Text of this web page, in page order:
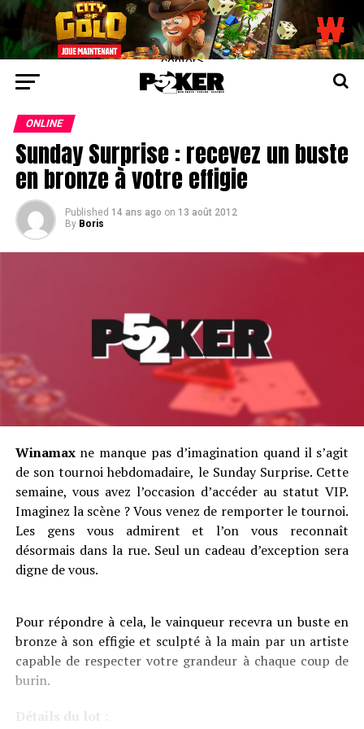
center>
ONLINE
Sunday Surprise : recevez un buste
en bronze à votre effigie
Published 14 ans ago on 13 août 2012
By Boris
Winamaxne manque pas d’imagination quand il s’agit
de son tournoi hebdomadaire, le Sunday Surprise. Cette
semaine, vous avez l’occasion d’accéder au statut VIP.
Imaginez la scène ? Vous venez de remporter le tournoi.
Les gens vous admirent et l’on vous reconnaît
désormais dans la rue. Seul un cadeau d’exception sera
digne de vous.
Pour répondre à cela, le vainqueur recevra un buste en
bronze à son effigie et sculpté à la main par un artiste
capable de respecter votre grandeur à chaque coup de
burin.
Détails du lot :